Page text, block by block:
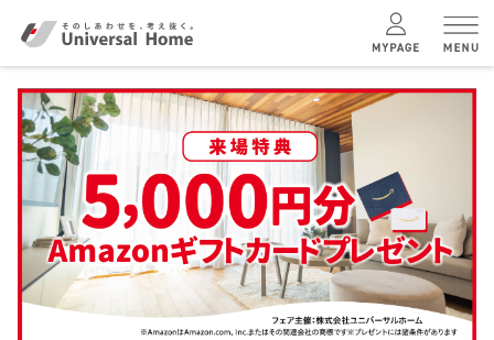
menu
ユニバーサルホームの特長
コンセプトプラン
テクノロジー